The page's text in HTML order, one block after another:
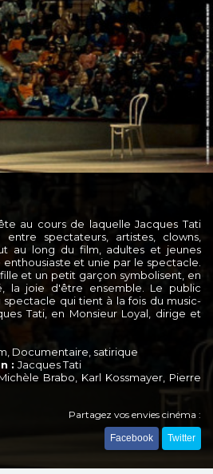
au cours de laquelle Jacques Tati
spectateurs, artistes, clowns,
au long du film, adultes et jeunes
et unie par le spectacle.
et un petit garçon symbolisent, en
la joie d'être ensemble. Le public
qui tient à la fois du music-
Tati, en Monsieur Loyal, dirige et
Documentaire, satirique
: Jacques Tati
Brabo, Karl Kossmayer, Pierre
Partagez vos envies cinéma :
Facebook Twitter